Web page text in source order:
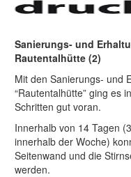
Sanierungs- und
Rautentalhütte (2)
Mit den Sanierungs- und
“Rautentalhütte” ging es
Schritten gut voran.
Innerhalb von 14 Tagen
innerhalb der Woche)
Seitenwand und die
werden.